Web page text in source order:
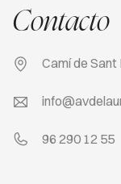
Contacto
Camí de Sant
96 290 12 55